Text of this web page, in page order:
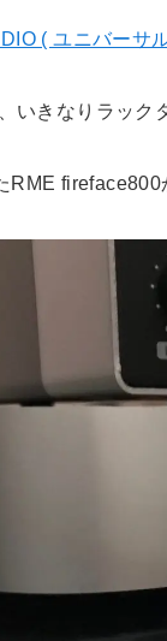
( ユニバーサ
いきなりラック
RME fireface800